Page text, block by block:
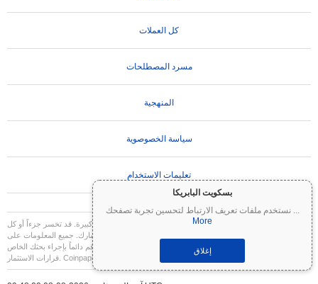
بسكويت البابريكا
نستخدم ملفات تعريف الارتباط لتحسين تجربة تصفحك ...
More
إغلاق
كل العملات
مسرد المصطلحات
المنهجية
سياسة الخصوصوية
تعليمات الاستخدام
العملات المشفرة شديدة التقلب وتنطوي على مخاطر كبيرة. قد تخسر جزءاً أو كل
استثمارك. جميع المعلومات على Coinpaprika مقدمة لأغراض إعلامية فقط ولا تشكل نصيحة
مالية أو استثمارية. قم دائماً بإجراء بحثك الخاص (DYOR) واستشر مستشاراً مالياً مؤهلاً قبل اتخاذ